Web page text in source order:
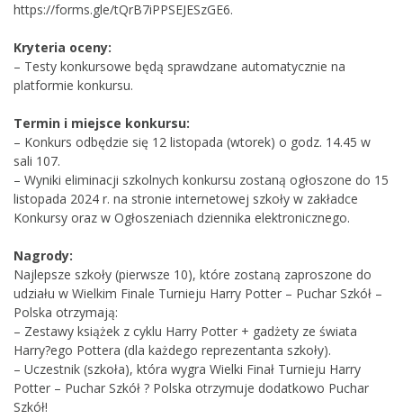
https://forms.gle/tQrB7iPPSEJESzGE6.
Kryteria oceny:
– Testy konkursowe będą sprawdzane automatycznie na
platformie konkursu.
Termin i miejsce konkursu:
– Konkurs odbędzie się 12 listopada (wtorek) o godz. 14.45 w
sali 107.
– Wyniki eliminacji szkolnych konkursu zostaną ogłoszone do 15
listopada 2024 r. na stronie internetowej szkoły w zakładce
Konkursy oraz w Ogłoszeniach dziennika elektronicznego.
Nagrody:
Najlepsze szkoły (pierwsze 10), które zostaną zaproszone do
udziału w Wielkim Finale Turnieju Harry Potter – Puchar Szkół –
Polska otrzymają:
– Zestawy książek z cyklu Harry Potter + gadżety ze świata
Harry?ego Pottera (dla każdego reprezentanta szkoły).
– Uczestnik (szkoła), która wygra Wielki Finał Turnieju Harry
Potter – Puchar Szkół ? Polska otrzymuje dodatkowo Puchar
Szkół!